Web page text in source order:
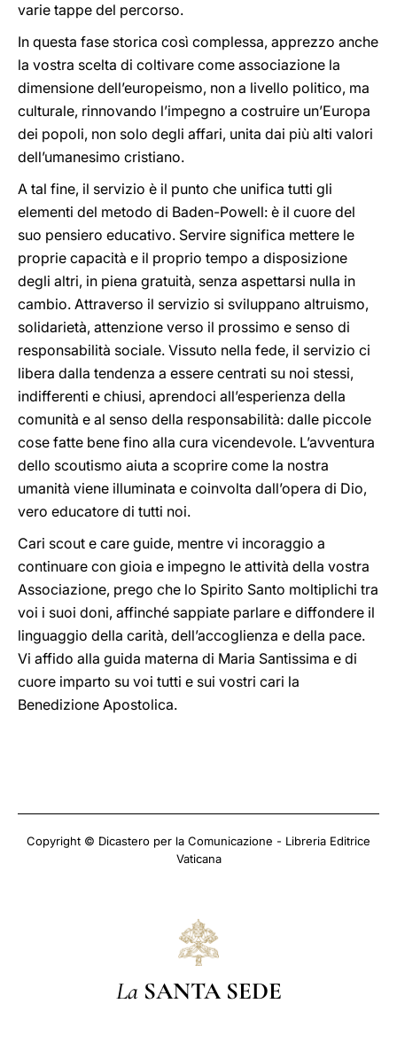
varie tappe del percorso.
In questa fase storica così complessa, apprezzo anche
la vostra scelta di coltivare come associazione la
dimensione dell’europeismo, non a livello politico, ma
culturale, rinnovando l’impegno a costruire un’Europa
dei popoli, non solo degli affari, unita dai più alti valori
dell’umanesimo cristiano.
A tal fine, il servizio è il punto che unifica tutti gli
elementi del metodo di Baden-Powell: è il cuore del
suo pensiero educativo. Servire significa mettere le
proprie capacità e il proprio tempo a disposizione
degli altri, in piena gratuità, senza aspettarsi nulla in
cambio. Attraverso il servizio si sviluppano altruismo,
solidarietà, attenzione verso il prossimo e senso di
responsabilità sociale. Vissuto nella fede, il servizio ci
libera dalla tendenza a essere centrati su noi stessi,
indifferenti e chiusi, aprendoci all’esperienza della
comunità e al senso della responsabilità: dalle piccole
cose fatte bene fino alla cura vicendevole. L’avventura
dello scoutismo aiuta a scoprire come la nostra
umanità viene illuminata e coinvolta dall’opera di Dio,
vero educatore di tutti noi.
Cari scout e care guide, mentre vi incoraggio a
continuare con gioia e impegno le attività della vostra
Associazione, prego che lo Spirito Santo moltiplichi tra
voi i suoi doni, affinché sappiate parlare e diffondere il
linguaggio della carità, dell’accoglienza e della pace.
Vi affido alla guida materna di Maria Santissima e di
cuore imparto su voi tutti e sui vostri cari la
Benedizione Apostolica.
Copyright © Dicastero per la Comunicazione - Libreria Editrice
Vaticana
La SANTA SEDE